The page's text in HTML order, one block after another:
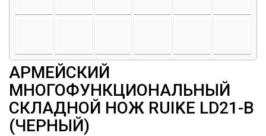
АРМЕЙСКИЙ
МНОГОФУНКЦИОНАЛЬНЫЙ
СКЛАДНОЙ НОЖ RUIKE LD21-B
(ЧЕРНЫЙ)